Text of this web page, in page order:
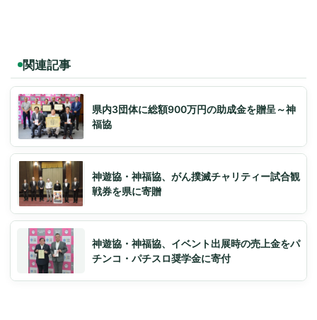
関連記事
県内3団体に総額900万円の助成金を贈呈～神
福協
神遊協・神福協、がん撲滅チャリティー試合観
戦券を県に寄贈
神遊協・神福協、イベント出展時の売上金をパ
チンコ・パチスロ奨学金に寄付